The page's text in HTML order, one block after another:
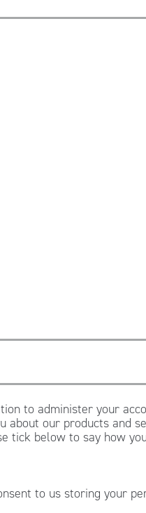
to administer your
about our products and
tick below to say how
to us storing your